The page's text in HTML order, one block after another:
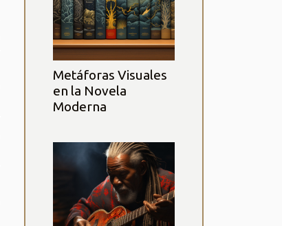
Metáforas Visuales
en la Novela
Moderna